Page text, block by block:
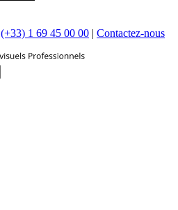
(+33) 1 69 45 00 00 | Contactez-nous